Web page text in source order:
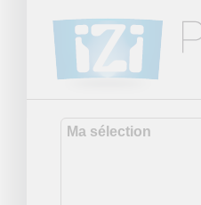
Ma sélection